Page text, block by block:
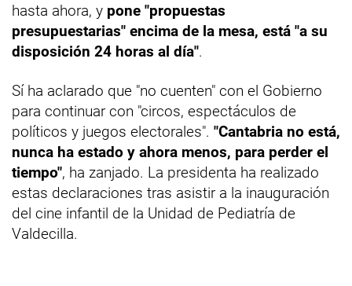
hasta ahora, y pone "propuestas
presupuestarias" encima de la mesa, está "a su
disposición 24 horas al día".
Sí ha aclarado que "no cuenten" con el Gobierno
para continuar con "circos, espectáculos de
políticos y juegos electorales". "Cantabria no está,
nunca ha estado y ahora menos, para perder el
tiempo", ha zanjado. La presidenta ha realizado
estas declaraciones tras asistir a la inauguración
del cine infantil de la Unidad de Pediatría de
Valdecilla.